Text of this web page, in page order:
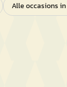
Alle occasions in